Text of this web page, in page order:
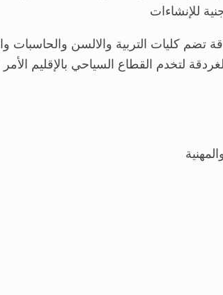
تضم كليات التربية والالسن
لتخدم القطاع السياحي بالإقليم